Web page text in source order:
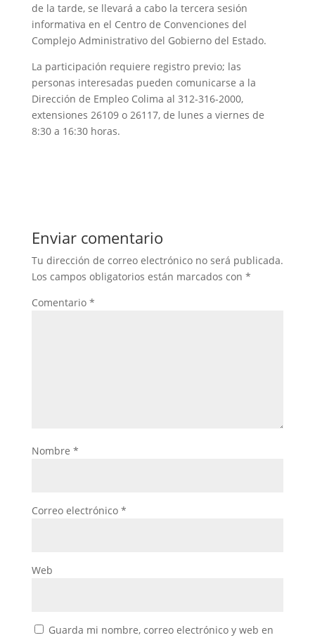
de la tarde, se llevará a cabo la tercera sesión
informativa en el Centro de Convenciones del
Complejo Administrativo del Gobierno del Estado.
La participación requiere registro previo; las
personas interesadas pueden comunicarse a la
Dirección de Empleo Colima al 312-316-2000,
extensiones 26109 o 26117, de lunes a viernes de
8:30 a 16:30 horas.
Enviar comentario
Tu dirección de correo electrónico no será publicada.
Los campos obligatorios están marcados con *
Comentario *
Nombre *
Correo electrónico *
Web
Guarda mi nombre, correo electrónico y web en